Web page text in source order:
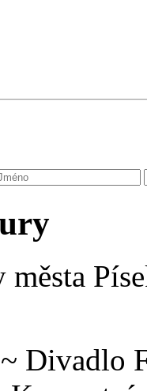
Divadlo